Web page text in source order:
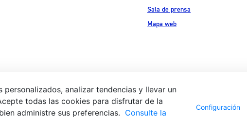
Sala de prensa
Mapa web
1,
Aviso legal Política de privacidad
analizar tendencias y llevar un
todas las cookies para disfrutar de la
administre sus preferencias. Consulte la
Configuración